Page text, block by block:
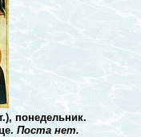
понедельник.
Поста нет.